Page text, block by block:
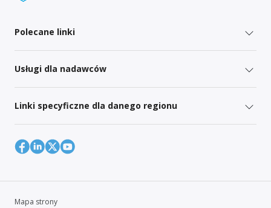
Polecane linki
Usługi dla nadawców
Linki specyficzne dla danego regionu
Mapa strony